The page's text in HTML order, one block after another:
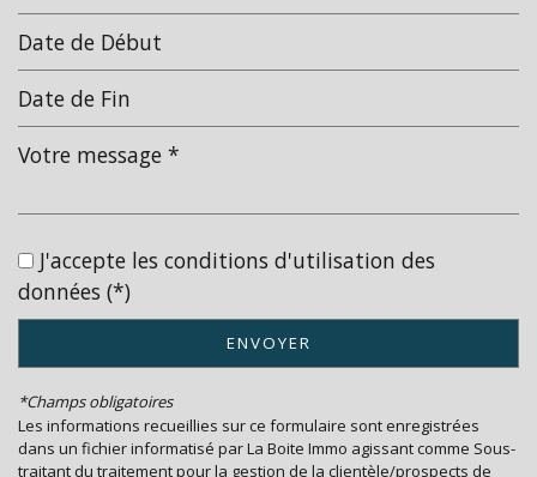
École primaire
statistiques
Propriétaires (vs. locataires)
72,35 %
Taxe habitation
Taxe foncière
Habitants de 25 à 55 ans
35,96 %
Habitants de plus de 55 ans
Nombre d'enfants par famille
0,68
J'accepte les conditions d'utilisation des
données (*)
ENVOYER
*Champs obligatoires
Les informations recueillies sur ce formulaire sont enregistrées
dans un fichier informatisé par La Boite Immo agissant comme Sous-
traitant du traitement pour la gestion de la clientèle/prospects de